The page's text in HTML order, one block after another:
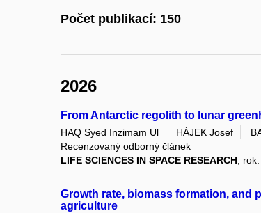
Počet publikací: 150
2026
From Antarctic regolith to lunar
HAQ Syed Inzimam Ul HÁJEK Josef
Recenzovaný odborný článek
LIFE SCIENCES IN SPACE RESEARCH,
Growth rate, biomass formation,
agriculture